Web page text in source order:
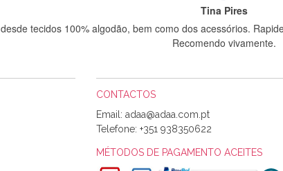
Tina Pires
tecidos 100% algodão, bem como dos acessórios.
Recomendo vivamente.
Sílvia Maria Bernardino
Informo que recebi hoje a encomenda,
CONTACTOS
Email:
Telefone: +351 938350622
MÉTODOS DE PAGAMENTO ACEITES